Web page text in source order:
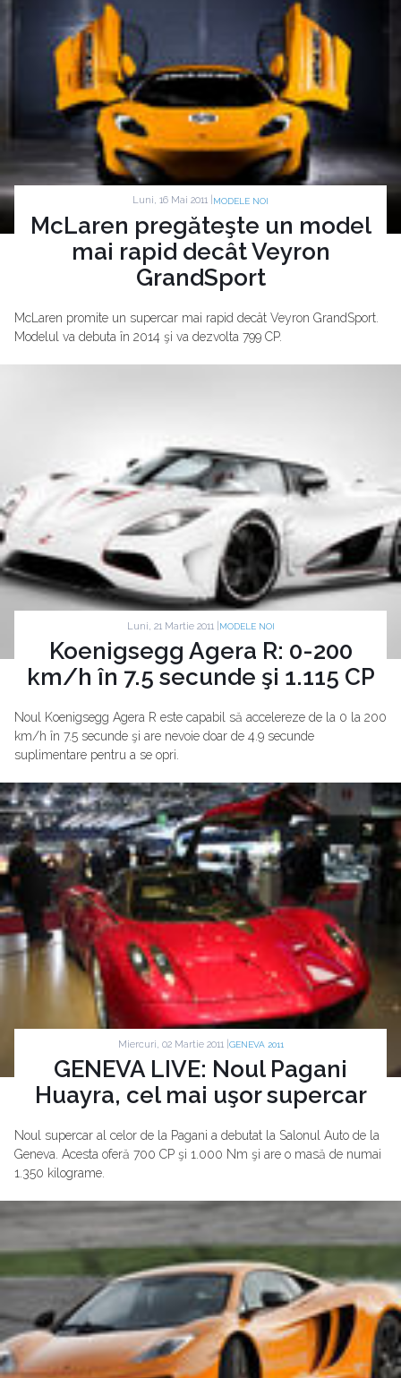
Luni, 16 Mai 2011 | MODELE NOI
McLaren pregăteşte un model
mai rapid decât Veyron
GrandSport
McLaren promite un supercar mai rapid decât Veyron GrandSport.
Modelul va debuta în 2014 şi va dezvolta 799 CP.
Luni, 21 Martie 2011 | MODELE NOI
Koenigsegg Agera R: 0-200
km/h în 7.5 secunde şi 1.115 CP
Noul Koenigsegg Agera R este capabil să accelereze de la 0 la 200
km/h în 7.5 secunde şi are nevoie doar de 4.9 secunde
suplimentare pentru a se opri.
Miercuri, 02 Martie 2011 | GENEVA 2011
GENEVA LIVE: Noul Pagani
Huayra, cel mai uşor supercar
Noul supercar al celor de la Pagani a debutat la Salonul Auto de la
Geneva. Acesta oferă 700 CP şi 1.000 Nm şi are o masă de numai
1.350 kilograme.